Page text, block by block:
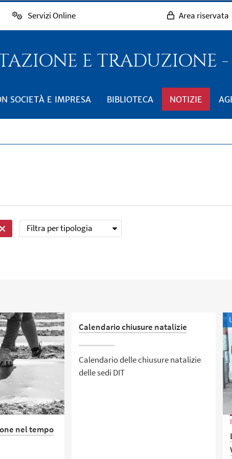
Servizi Online Area riservata
E TRADUZIONE
SOCIETÀ E IMPRESA BIBLIOTECA NOTIZIE
Filtra per tipologia
nel tempo
Calendario chiusure natalizie
Calendario delle chiusure natalizie
delle sedi DIT